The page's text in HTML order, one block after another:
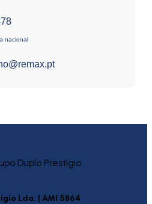
nacional
Lda. | AMI 5864